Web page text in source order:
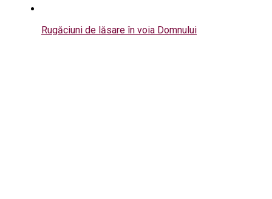
Rugăciuni de lăsare în voia Domnului